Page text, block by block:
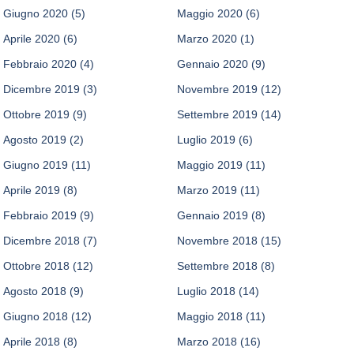
Giugno 2020 (5) Maggio 2020 (6)
Aprile 2020 (6) Marzo 2020 (1)
Febbraio 2020 (4) Gennaio 2020 (9)
Dicembre 2019 (3) Novembre 2019 (12)
Ottobre 2019 (9) Settembre 2019 (14)
Agosto 2019 (2) Luglio 2019 (6)
Giugno 2019 (11) Maggio 2019 (11)
Aprile 2019 (8) Marzo 2019 (11)
Febbraio 2019 (9) Gennaio 2019 (8)
Dicembre 2018 (7) Novembre 2018 (15)
Ottobre 2018 (12) Settembre 2018 (8)
Agosto 2018 (9) Luglio 2018 (14)
Giugno 2018 (12) Maggio 2018 (11)
Aprile 2018 (8) Marzo 2018 (16)